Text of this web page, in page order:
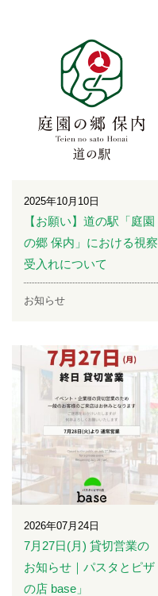
2025年10月10日
【お願い】道の駅「庭園
の郷 保内」における視察
受入れについて
お知らせ
2026年07月24日
7月27日(月) 貸切営業の
お知らせ｜パスタとピザ
の店 base」